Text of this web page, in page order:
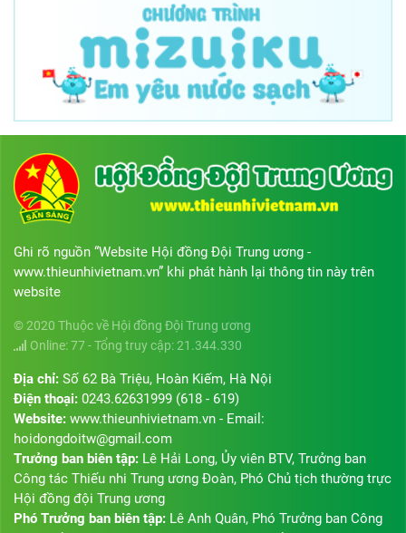
Ghi rõ nguồn “Website Hội đồng Đội Trung ương -
www.thieunhivietnam.vn” khi phát hành lại thông tin này trên
website
© 2020 Thuộc về Hội đồng Đội Trung ương
Online: 77 - Tổng truy cập: 21.344.330
Địa chỉ: Số 62 Bà Triệu, Hoàn Kiếm, Hà Nội
Điện thoại: 0243.62631999 (618 - 619)
Website: www.thieunhivietnam.vn - Email:
hoidongdoitw@gmail.com
Trưởng ban biên tập: Lê Hải Long, Ủy viên BTV, Trưởng ban
Công tác Thiếu nhi Trung ương Đoàn, Phó Chủ tịch thường trực
Hội đồng đội Trung ương
Phó Trưởng ban biên tập: Lê Anh Quân, Phó Trưởng ban Công